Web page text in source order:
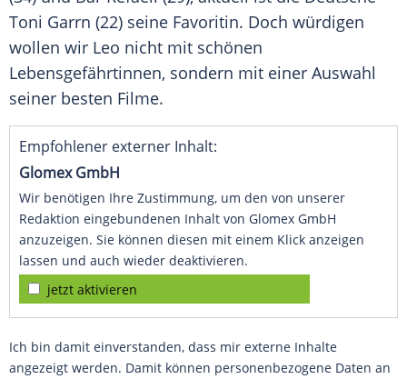
Toni Garrn (22) seine Favoritin. Doch würdigen
wollen wir Leo nicht mit schönen
Lebensgefährtinnen, sondern mit einer Auswahl
seiner besten Filme.
Empfohlener externer Inhalt:
Glomex GmbH
Wir benötigen Ihre Zustimmung, um den von unserer
Redaktion eingebundenen Inhalt von Glomex GmbH
anzuzeigen. Sie können diesen mit einem Klick anzeigen
lassen und auch wieder deaktivieren.
jetzt aktivieren
Ich bin damit einverstanden, dass mir externe Inhalte
angezeigt werden. Damit können personenbezogene Daten an